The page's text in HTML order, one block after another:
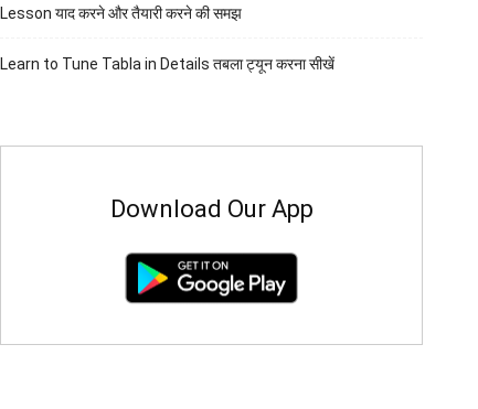
Lesson याद करने और तैयारी करने की समझ
Learn to Tune Tabla in Details तबला ट्यून करना सीखें
Download Our App